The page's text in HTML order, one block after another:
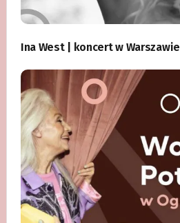
Ina West | koncert w Warszawie